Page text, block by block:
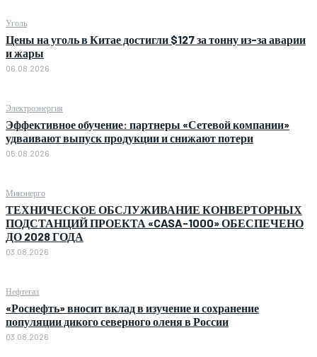
Уголь
Цены на уголь в Китае достигли $127 за тонну из-за аварии
и жары
06.08.2026
Электроэнергия
Эффективное обучение: партнеры «Сетевой компании»
удваивают выпуск продукции и снижают потери
05.08.2026
Минэнерго
ТЕХНИЧЕСКОЕ ОБСЛУЖИВАНИЕ КОНВЕРТОРНЫХ
ПОДСТАНЦИЙ ПРОЕКТА «CASA-1000» ОБЕСПЕЧЕНО
ДО 2028 ГОДА
03.08.2026
Нефтегаз
«Роснефть» вносит вклад в изучение и сохранение
популяции дикого северного оленя в России
03.08.2026